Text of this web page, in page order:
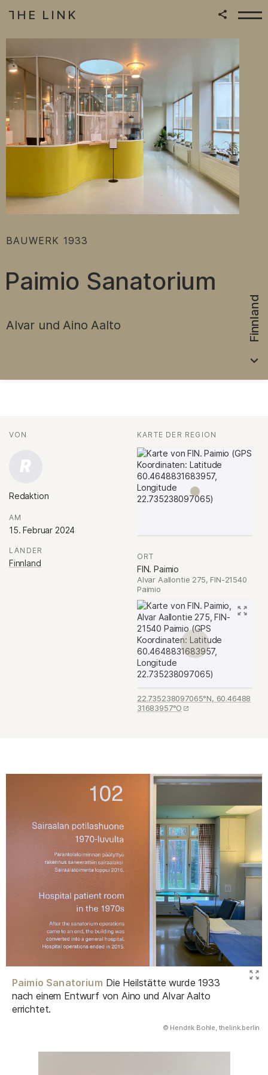
Zum Inhalt springen
T
HE LINK
Paimio Sanatorium
BAUWERK 1933
Alvar und Aino Aalto Finnland
VON
R
Redaktion
AM
15. Februar 2024
LÄNDER
Finnland
KARTE DER REGION
ORT
FIN. Paimio
Alvar Aallontie 275, FIN-21540
Paimio
22.735238097065°N, 60.46488
31683957°O
Paimio Sanatorium Die Heilstätte wurde 1933
nach einem Entwurf von Aino und Alvar Aalto
errichtet.
© Hendrik Bohle, thelink.berlin